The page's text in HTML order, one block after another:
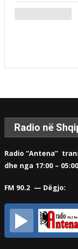
Radio në
Radio “Antena”
dhe nga 17:00 –
FM 90.2 — Dëgjo: